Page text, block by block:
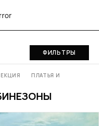
ФИЛЬТРЫ
ПЛАТЬЯ И